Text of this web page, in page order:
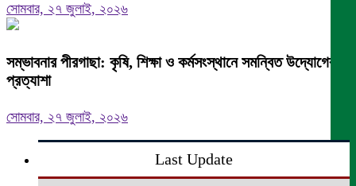
সোমবার, ২৭ জুলাই, ২০২৬
সম্ভাবনার পীরগাছা: কৃষি, শিক্ষা ও কর্মসংস্থানে সমন্বিত উদ্যোগের
প্রত্যাশা
সোমবার, ২৭ জুলাই, ২০২৬
Last Update